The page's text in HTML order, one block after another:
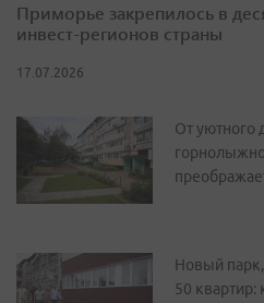
Приморье закрепилось в
инвест-регионов страны
17.07.2026
От уютного
Новый
50 квартир: